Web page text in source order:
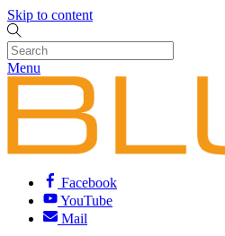
Skip to content
Menu
Facebook
YouTube
Mail